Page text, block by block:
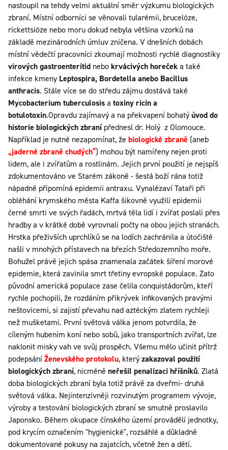
nastoupil na tehdy velmi aktuální směr výzkumu biologických
zbraní. Místní odborníci se věnovali tularémii, brucelóze,
rickettsióze nebo moru dokud nebyla většina vzorků na
základě mezinárodních úmluv zničena. V dnešních dobách
místní vědečtí pracovníci zkoumají možnosti rychlé diagnostiky
virových gastroenteritid nebokrvácivých horečeka také
infekce kmenyLeptospira, Bordetella anebo Bacillus
anthracis. Stále více se do středu zájmu dostává také
Mycobacterium tuberculosisa toxiny ricin a
botulotoxin.Opravdu zajímavý a na překvapení bohatýúvod do
historie biologických zbranípřednesl dr. Holý z Olomouce.
Například je nutné nezapomínat, že biologické zbraně (aneb
„jaderné zbraně chudých“) mohou být namířeny nejen proti
lidem, ale i zvířatům a rostlinám. Jejich první použití je nejspíš
zdokumentováno ve Starém zákoně - šestá boží rána totiž
nápadně připomíná epidemii antraxu. Vynalézaví Tataři při
obléhání krymského města Kaffa šikovně využili epidemii
černé smrti ve svých řadách, mrtvá těla lidí i zvířat poslali přes
hradby a v krátké době vyrovnali počty na obou jejich stranách.
Hrstka přeživších uprchlíků se na lodích zachránila a útočiště
našli v mnohých přístavech na březích Středozemního moře.
Bohužel právě jejich spása znamenala začátek šíření morové
epidemie, která zavinila smrt třetiny evropské populace. Zato
původní americká populace zase čelila conquistádorům, kteří
rychle pochopili, že rozdáním přikrývek infikovaných pravými
neštovicemi, si zajistí převahu nad aztéckým zlatem rychleji
než mušketami. První světová válka jenom potvrdila, že
cíleným hubením koní nebo sobů, jako transportních zvířat, lze
naklonit misky vah ve svůj prospěch. Všemu mělo učinit přítrž
podepsáníŽenevského protokolu, kterýzakazoval použití
biologických zbraní, nicméně neřešil penalizaci hříšníků. Zlatá
doba biologických zbraní byla totiž právě za dveřmi- druhá
světová válka. Nejintenzivněji rozvinutým programem vývoje,
výroby a testování biologických zbraní se smutně proslavilo
Japonsko. Během okupace čínského území prováděli jednotky,
pod krycím označením "hygienické", rozsáhlé a důkladně
dokumentované pokusy na zajatcích, včetně žen a dětí.